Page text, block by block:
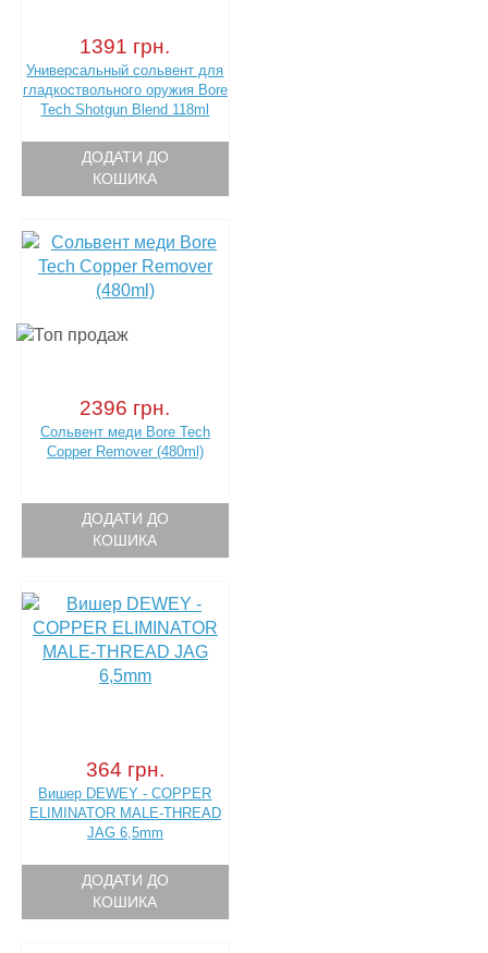
1391 грн.
Универсальный сольвент для
гладкоствольного оружия Bore
Tech Shotgun Blend 118ml
ДОДАТИ ДО
КОШИКА
2396 грн.
Сольвент меди Bore Tech
Copper Remover (480ml)
ДОДАТИ ДО
КОШИКА
364 грн.
Вишер DEWEY - COPPER
ELIMINATOR MALE-THREAD
JAG 6,5mm
ДОДАТИ ДО
КОШИКА